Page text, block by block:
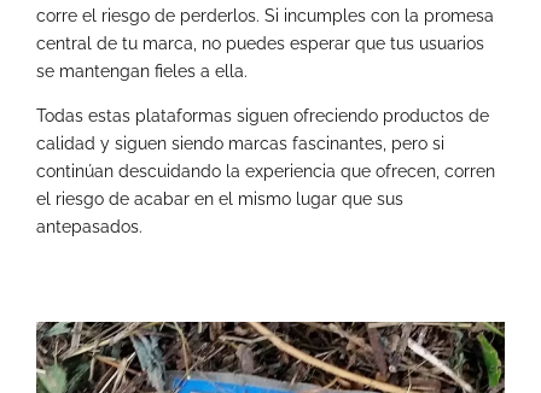
corre el riesgo de perderlos. Si incumples con la promesa
central de tu marca, no puedes esperar que tus usuarios
se mantengan fieles a ella.
Todas estas plataformas siguen ofreciendo productos de
calidad y siguen siendo marcas fascinantes, pero si
continúan descuidando la experiencia que ofrecen, corren
el riesgo de acabar en el mismo lugar que sus
antepasados.